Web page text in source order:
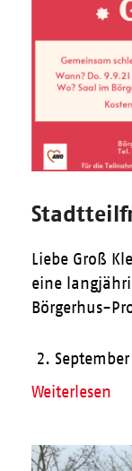
Liebe Groß
eine
Börgerhus-
2.
Weiterlesen